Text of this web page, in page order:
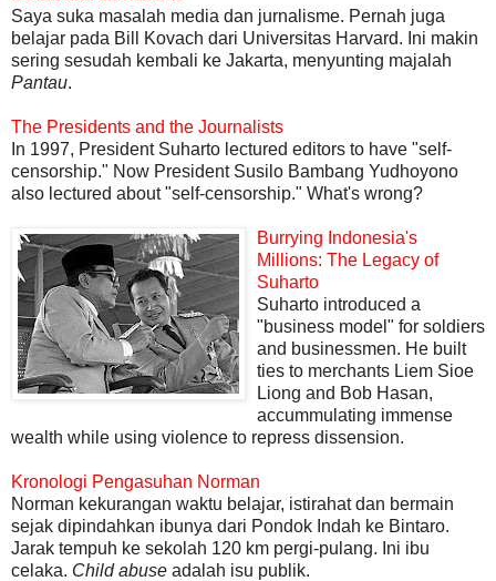
Saya suka masalah media dan jurnalisme. Pernah juga
belajar pada Bill Kovach dari Universitas Harvard. Ini makin
sering sesudah kembali ke Jakarta, menyunting majalah
Pantau.
The Presidents and the Journalists
In 1997, President Suharto lectured editors to have "self-
censorship." Now President Susilo Bambang Yudhoyono
also lectured about "self-censorship." What's wrong?
Burrying Indonesia's
Millions: The Legacy of
Suharto
Suharto introduced a
"business model" for soldiers
and businessmen. He built
ties to merchants Liem Sioe
Liong and Bob Hasan,
accummulating immense
wealth while using violence to repress dissension.
Kronologi Pengasuhan Norman
Norman kekurangan waktu belajar, istirahat dan bermain
sejak dipindahkan ibunya dari Pondok Indah ke Bintaro.
Jarak tempuh ke sekolah 120 km pergi-pulang. Ini ibu
celaka. Child abuse adalah isu publik.